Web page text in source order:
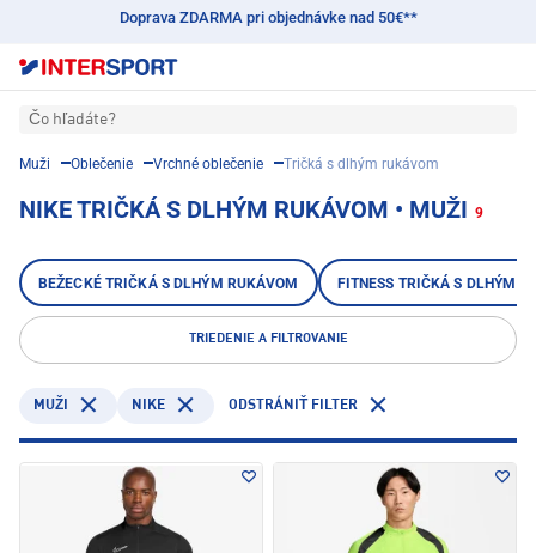
Doprava ZDARMA pri objednávke nad 50€**
Čo hľadáte?
Muži Oblečenie Vrchné oblečenie Tričká s dlhým rukávom
NIKE TRIČKÁ S DLHÝM RUKÁVOM • MUŽI 9
BEŽECKÉ TRIČKÁ S DLHÝM RUKÁVOM FITNESS TRIČKÁ S DLHÝM
TRIEDENIE A FILTROVANIE
MUŽI NIKE ODSTRÁNIŤ FILTER